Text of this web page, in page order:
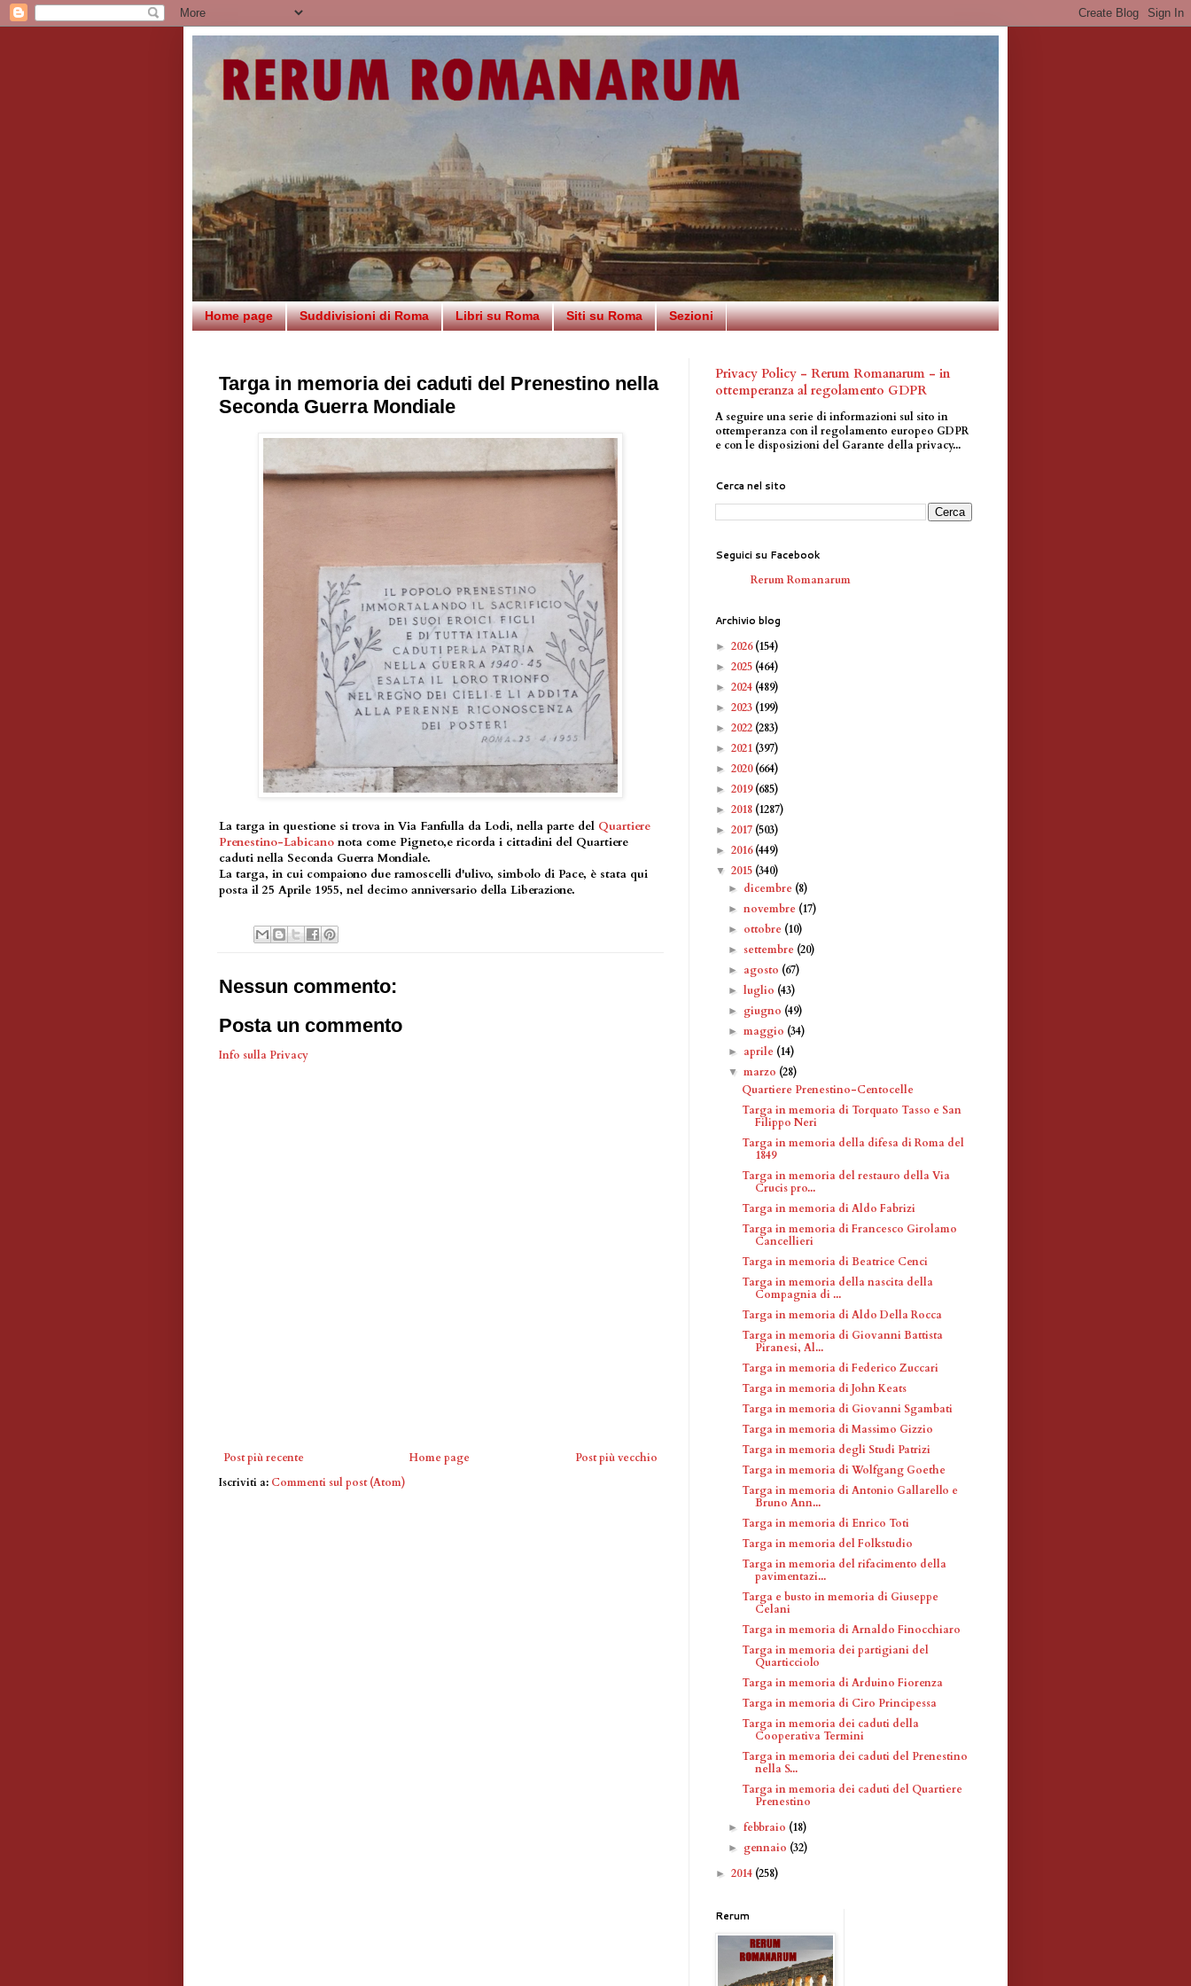
Home page Suddivisioni di Roma Libri su Roma Siti su Roma Sezioni
Targa in memoria dei caduti del Prenestino nella
Seconda Guerra Mondiale
La targa in questione si trova in Via Fanfulla da Lodi, nella parte del Quartiere
Prenestino-Labicano nota come Pigneto,e ricorda i cittadini del Quartiere
caduti nella Seconda Guerra Mondiale.
La targa, in cui compaiono due ramoscelli d'ulivo, simbolo di Pace, è stata qui
posta il 25 Aprile 1955, nel decimo anniversario della Liberazione.
Nessun commento:
Posta un commento
Info sulla Privacy
Post più recente Post più vecchio
Home page
Iscriviti a: Commenti sul post (Atom)
Privacy Policy - Rerum Romanarum - in
ottemperanza al regolamento GDPR
A seguire una serie di informazioni sul sito in
ottemperanza con il regolamento europeo GDPR
e con le disposizioni del Garante della privacy...
Cerca nel sito
Seguici su Facebook
Rerum Romanarum
Archivio blog
► 2026(154)
► 2025 (464)
► 2024 (489)
► 2023 (199)
► 2022 (283)
► 2021 (397)
► 2020(664)
► 2019(685)
► 2018 (1287)
► 2017 (503)
► 2016(449)
▼ 2015 (340)
► dicembre (8)
►novembre (17)
► ottobre (10)
► settembre (20)
► agosto (67)
►luglio (43)
► giugno (49)
►maggio (34)
► aprile (14)
▼marzo (28)
Quartiere Prenestino-Centocelle
Targa in memoria di Torquato Tasso e San
Filippo Neri
Targa in memoria della difesa di Roma del
1849
Targa in memoria del restauro della Via
Crucis pro...
Targa in memoria di Aldo Fabrizi
Targa in memoria di Francesco Girolamo
Cancellieri
Targa in memoria di Beatrice Cenci
Targa in memoria della nascita della
Compagnia di ...
Targa in memoria di Aldo Della Rocca
Targa in memoria di Giovanni Battista
Piranesi, Al...
Targa in memoria di Federico Zuccari
Targa in memoria di John Keats
Targa in memoria di Giovanni Sgambati
Targa in memoria di Massimo Gizzio
Targa in memoria degli Studi Patrizi
Targa in memoria di Wolfgang Goethe
Targa in memoria di Antonio Gallarello e
Bruno Ann...
Targa in memoria di Enrico Toti
Targa in memoria del Folkstudio
Targa in memoria del rifacimento della
pavimentazi...
Targa e busto in memoria di Giuseppe
Celani
Targa in memoria di Arnaldo Finocchiaro
Targa in memoria dei partigiani del
Quarticciolo
Targa in memoria di Arduino Fiorenza
Targa in memoria di Ciro Principessa
Targa in memoria dei caduti della
Cooperativa Termini
Targa in memoria dei caduti del Prenestino
nella S...
Targa in memoria dei caduti del Quartiere
Prenestino
►febbraio (18)
► gennaio (32)
► 2014 (258)
Rerum